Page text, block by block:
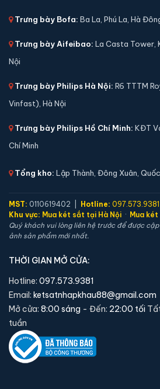
Xem chi tiết →
Két sắt mini Aifeibao HK-MD-
hãng
📐 Kích thước:31.5 x 38 x 32 cm
⚖️ Trọng lượng: 13 kg
3,790,000 đ
Xem chi tiết →
Trưng bày Bofa: Ba La, Phú La, Hà
Trưng bày Aifeibao: La Casta Tower,
Nội
Trưng bày Philips Hà Nội: R6 TTTM
Vinfast), Hà Nội
Trưng bày Philips Hồ Chí Minh: KĐT
Chí Minh
Tổng kho: Lập Thành, Đông Xuân,
MST: 0110619402 | Hotline: 097.573.9381
Khu vực: Mua két sắt tại Hà Nội · Mua
Quý khách vui lòng liên hệ trước để được
ảnh sản phẩm mới nhất.
THỜI GIAN MỞ CỬA:
Hotline: 097.573.9381
Email: ketsatnhapkhau88@gmail.com
Mở cửa: 8:00 sáng - Đến: 22:00 tối
tuần